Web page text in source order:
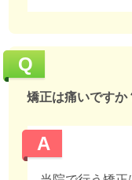
Q
矯正は痛いですか
A